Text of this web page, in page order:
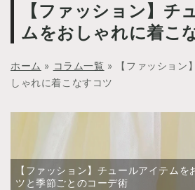
【ファッション】チ
ムをおしゃれに着こ
ホーム » コラム一覧 »
【ファッション
しゃれに着こなすコツ
【ファッション】チュールアイテムを
ツと季節ごとのコーデ術